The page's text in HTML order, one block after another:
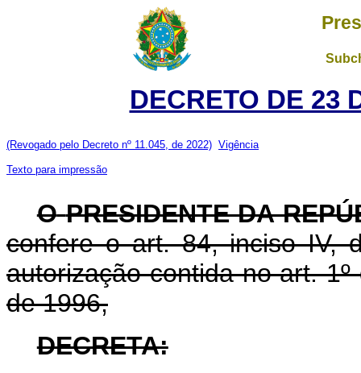
DECRETO DE 23
(Revogado pelo Decreto nº 11.045, de 2022) Vigência
Texto para impressão
O PRESIDENTE DA
confere o art. 84, inciso IV,
autorização contida no art.
de 1996,
DECRETA: